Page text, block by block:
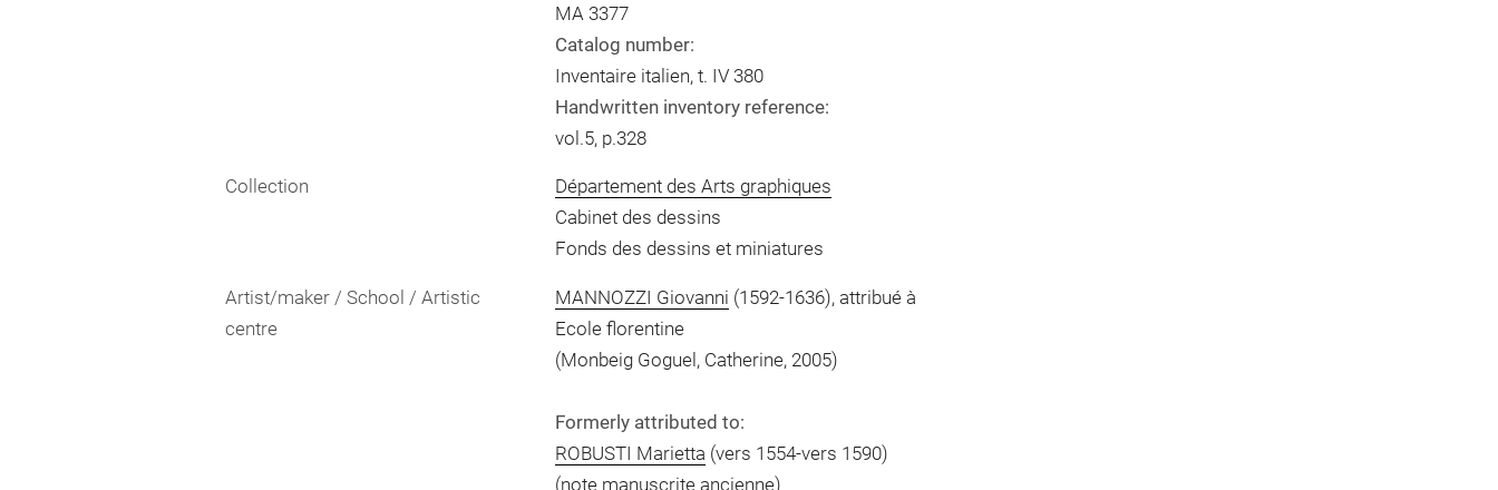
MA 3377
Catalog number:
Inventaire italien, t. IV 380
Handwritten inventory reference:
vol.5, p.328
Collection
Département des Arts graphiques
Cabinet des dessins
Fonds des dessins et miniatures
Artist/maker / School / Artistic
centre
MANNOZZI Giovanni (1592-1636), attribué à
Ecole florentine
(Monbeig Goguel, Catherine, 2005)
Formerly attributed to:
ROBUSTI Marietta (vers 1554-vers 1590)
(note manuscrite ancienne)